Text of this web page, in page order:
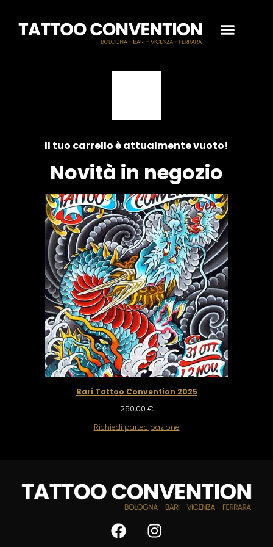
Il tuo carrello è attualmente vuoto!
Novità in negozio
Bari Tattoo Convention 2025
250,00 €
Richiedi partecipazione